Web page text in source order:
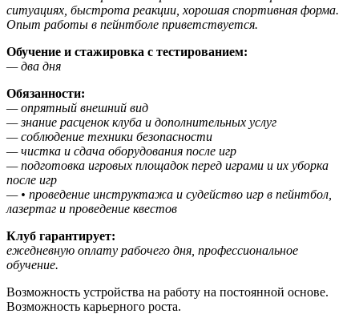
ситуациях, быстрота реакции, хорошая спортивная форма.
Опыт работы в пейнтболе приветствуется.
Обучение и стажировка с тестированием:
— два дня
Обязанности:
— опрятный внешний вид
— знание расценок клуба и дополнительных услуг
— соблюдение техники безопасности
— чистка и сдача оборудования после игр
— подготовка игровых площадок перед играми и их уборка
после игр
— • проведение инструктажа и судейство игр в пейнтбол,
лазертаг и проведение квестов
Клуб гарантирует:
ежедневную оплату рабочего дня, профессиональное
обучение.
Возможность устройства на работу на постоянной основе.
Возможность карьерного роста.